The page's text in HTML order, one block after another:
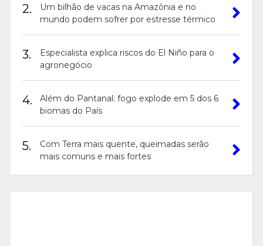
2.
Um bilhão de vacas na Amazônia e no
mundo podem sofrer por estresse térmico
3.
Especialista explica riscos do El Niño para o
agronegócio
4.
Além do Pantanal: fogo explode em 5 dos 6
biomas do País
5.
Com Terra mais quente, queimadas serão
mais comuns e mais fortes